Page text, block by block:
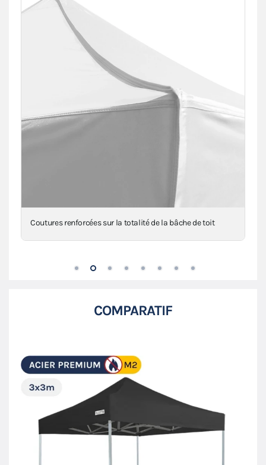
Renforts au niveau des angles, mât(s) et intersections
COMPARATIF